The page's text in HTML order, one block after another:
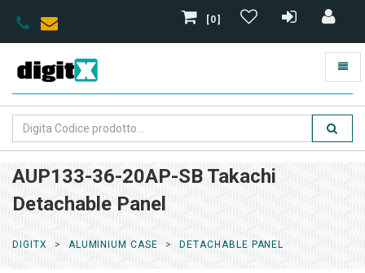
[0]
AUP133-36-20AP-SB Takachi
Detachable Panel
DIGITX ALUMINIUM CASE DETACHABLE PANEL